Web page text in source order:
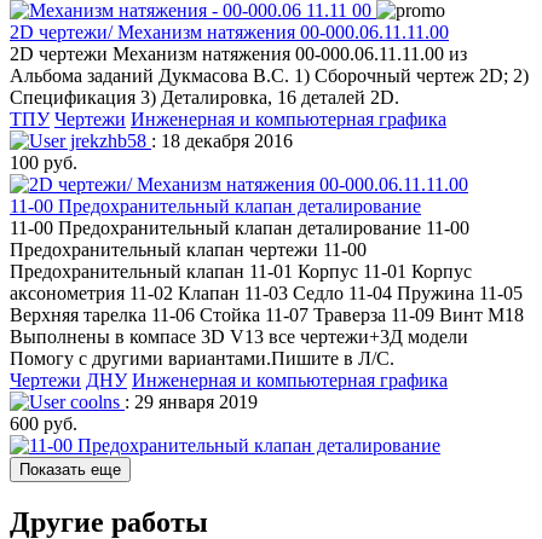
2D чертежи/ Механизм натяжения 00-000.06.11.11.00
2D чертежи Механизм натяжения 00-000.06.11.11.00 из
Альбома заданий Дукмасова В.С. 1) Сборочный чертеж 2D; 2)
Спецификация 3) Деталировка, 16 деталей 2D.
ТПУ Чертежи Инженерная и компьютерная графика
jrekzhb58 : 18 декабря 2016
100 руб.
11-00 Предохранительный клапан деталирование
11-00 Предохранительный клапан деталирование 11-00
Предохранительный клапан чертежи 11-00
Предохранительный клапан 11-01 Корпус 11-01 Корпус
аксонометрия 11-02 Клапан 11-03 Седло 11-04 Пружина 11-05
Верхняя тарелка 11-06 Стойка 11-07 Траверза 11-09 Винт М18
Выполнены в компасе 3D V13 все чертежи+3Д модели
Помогу с другими вариантами.Пишите в Л/С.
Чертежи ДНУ Инженерная и компьютерная графика
coolns : 29 января 2019
600 руб.
Показать еще
Другие работы